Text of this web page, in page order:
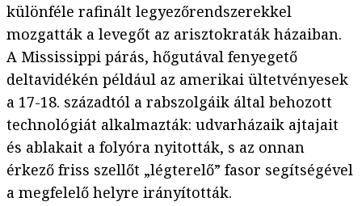
különféle rafinált legyezőrendszerekkel
mozgatták a levegőt az arisztokraták házaiban.
A Mississippi párás, hőgutával fenyegető
deltavidékén például az amerikai ültetvényesek
a 17-18. századtól a rabszolgáik által behozott
technológiát alkalmazták: udvarházaik ajtajait
és ablakait a folyóra nyitották, s az onnan
érkező friss szellőt „légterelő” fasor segítségével
a megfelelő helyre irányították.